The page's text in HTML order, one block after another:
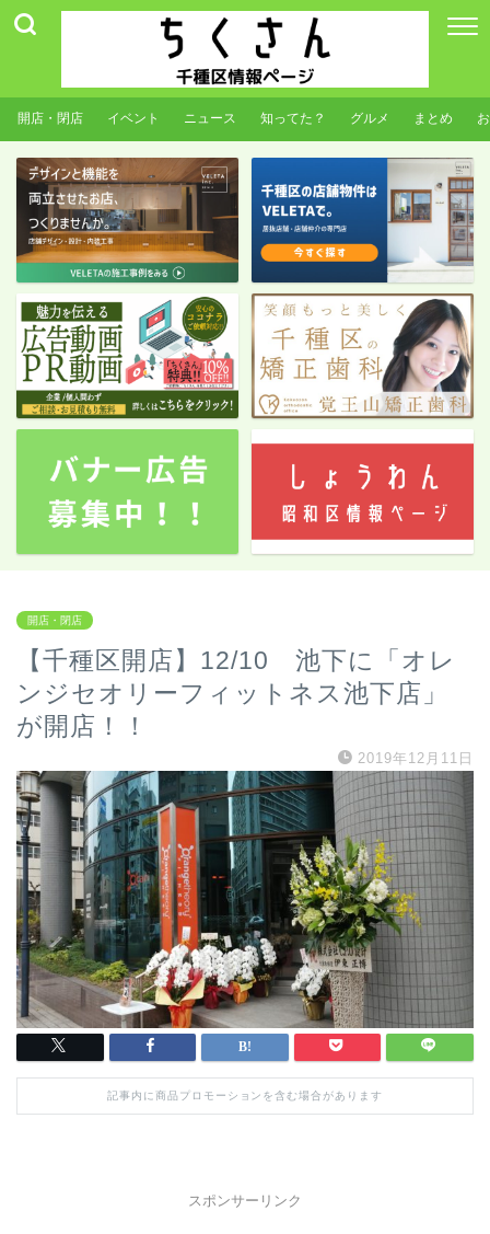
開店・閉店 イベント ニュース 知ってた？ グルメ まとめ
開店・閉店
【千種区開店】12/10 池下に「オレ
ンジセオリーフィットネス池下店」
が開店！！
2019年12月11日
記事内に商品プロモーションを含む場合があります
スポンサーリンク